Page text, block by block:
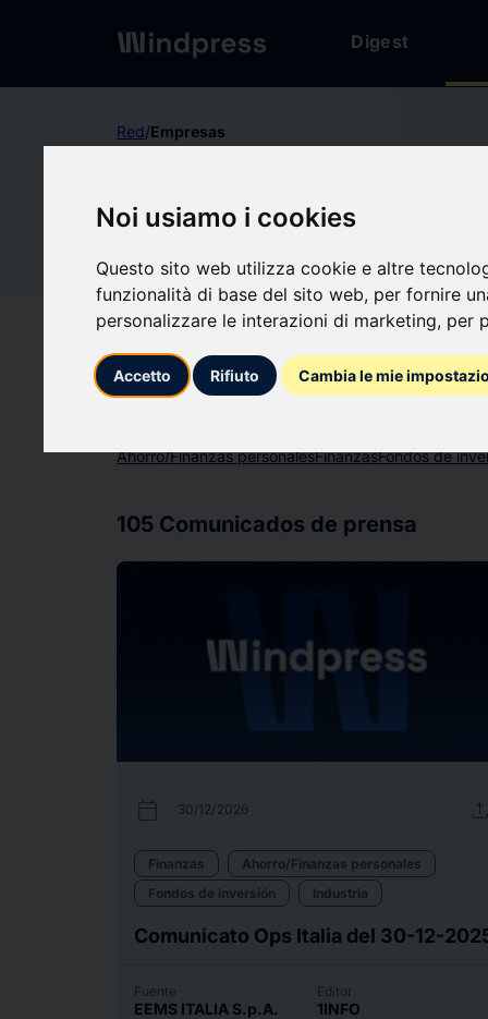
Noi usiamo i cookies
Questo sito web utilizza cookie e altre
funzionalità di base del sito web, per fornire
personalizzare le interazioni di marketing, per
Accetto Rifiuto Cambia le mie
Digest
Red/Empresas
EE EEMS
Seguir
Sobre qué escribimos
Ahorro/Finanzas personalesFinanzasFondos de
105 Comunicados de prensa
calendar_today 30/12/2026
Finanzas
Ahorro/Finanzas personales
Fondos de inversión
Industria
Comunicato Ops Italia del 30-12-
Fuente
EEMS ITALIA S.p.A.
Editor
1INFO